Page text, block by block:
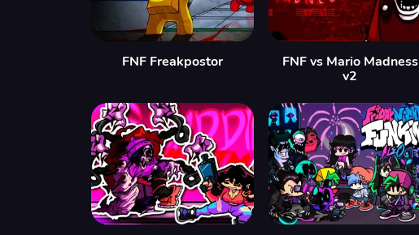
FNF Freakpostor
FNF vs Mario Madness
v2